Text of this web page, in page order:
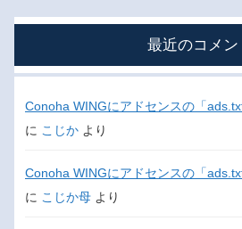
最近のコメン
Conoha WINGにアドセンスの「
に こじか より
Conoha WINGにアドセンスの「
に こじか母 より